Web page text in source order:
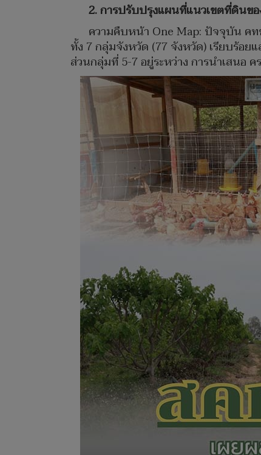
2. การปรับปรุงแผนที่แนวเขตที่ดินขอ
ความคืบหน้า One Map: ปัจจุบัน ค
ทั้ง 7 กลุ่มจังหวัด (77 จังหวัด) เรียบร้อ
ส่วนกลุ่มที่ 5-7 อยู่ระหว่าง การนำเสนอ